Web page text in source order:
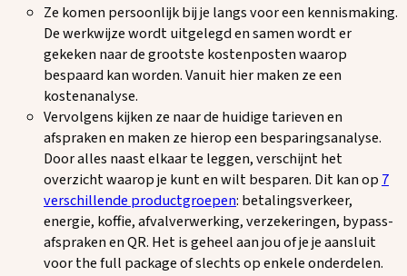
Ze komen persoonlijk bij je langs voor een kennismaking.
De werkwijze wordt uitgelegd en samen wordt er
gekeken naar de grootste kostenposten waarop
bespaard kan worden. Vanuit hier maken ze een
kostenanalyse.
Vervolgens kijken ze naar de huidige tarieven en
afspraken en maken ze hierop een besparingsanalyse.
Door alles naast elkaar te leggen, verschijnt het
overzicht waarop je kunt en wilt besparen. Dit kan op 7
verschillende productgroepen: betalingsverkeer,
energie, koffie, afvalverwerking, verzekeringen, bypass-
afspraken en QR. Het is geheel aan jou of je je aansluit
voor the full package of slechts op enkele onderdelen.